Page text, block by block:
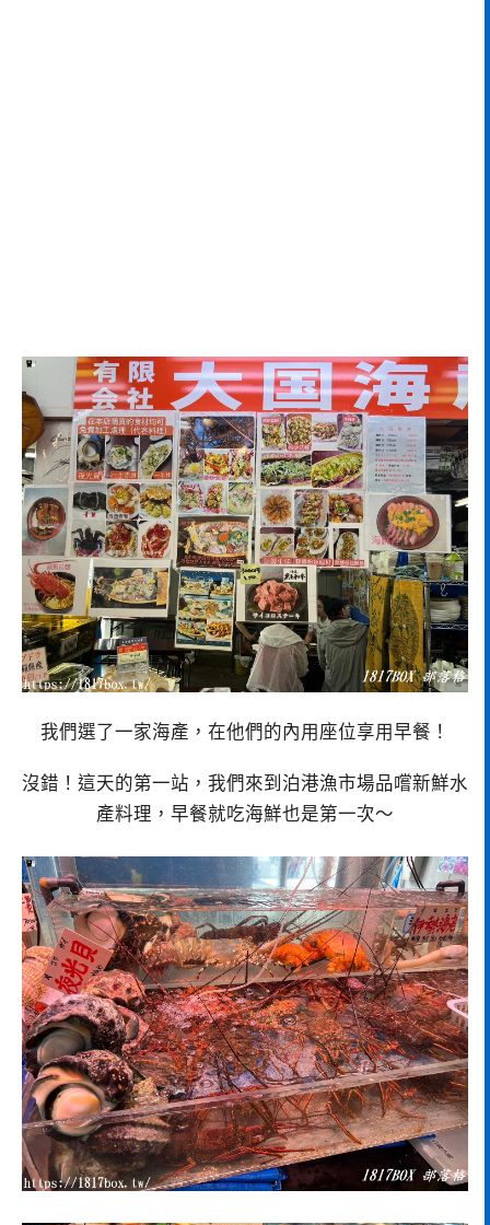
我們選了一家海產，在他們的內用座位享用早餐！
沒錯！這天的第一站，我們來到泊港漁市場品嚐新鮮水
產料理，早餐就吃海鮮也是第一次～